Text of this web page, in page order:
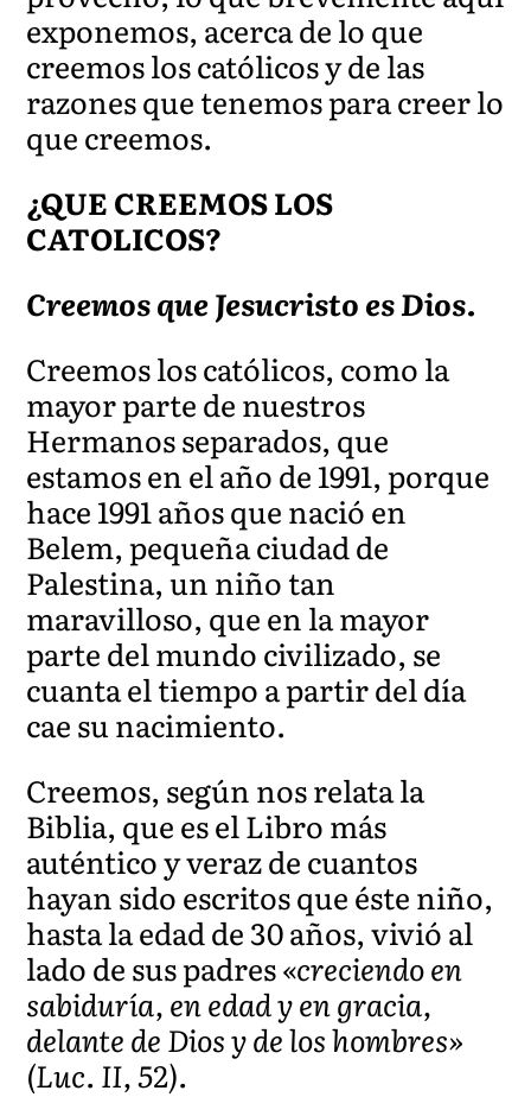
exponemos, acerca de lo que
creemos los católicos y de las
razones que tenemos para creer lo
que creemos.
¿QUE CREEMOS LOS
CATOLICOS?
Creemos que Jesucristo es Dios.
Creemos los católicos, como la
mayor parte de nuestros
Hermanos separados, que
estamos en el año de 1991, porque
hace 1991 años que nació en
Belem, pequeña ciudad de
Palestina, un niño tan
maravilloso, que en la mayor
parte del mundo civilizado, se
cuanta el tiempo a partir del día
cae su nacimiento.
Creemos, según nos relata la
Biblia, que es el Libro más
auténtico y veraz de cuantos
hayan sido escritos que éste niño,
hasta la edad de 30 años, vivió al
lado de sus padres«creciendo en
sabiduría, en edad y en gracia,
delante de Dios y de los hombres»
(Luc. II, 52).